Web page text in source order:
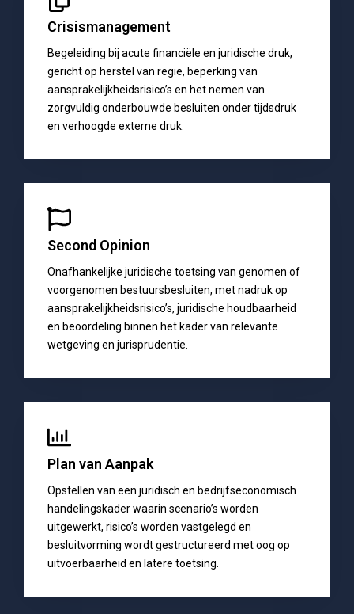
Crisismanagement
Begeleiding bij acute financiële en juridische druk,
gericht op herstel van regie, beperking van
aansprakelijkheidsrisico’s en het nemen van
zorgvuldig onderbouwde besluiten onder tijdsdruk
en verhoogde externe druk.
Second Opinion
Onafhankelijke juridische toetsing van genomen of
voorgenomen bestuursbesluiten, met nadruk op
aansprakelijkheidsrisico’s, juridische houdbaarheid
en beoordeling binnen het kader van relevante
wetgeving en jurisprudentie.
Plan van Aanpak
Opstellen van een juridisch en bedrijfseconomisch
handelingskader waarin scenario’s worden
uitgewerkt, risico’s worden vastgelegd en
besluitvorming wordt gestructureerd met oog op
uitvoerbaarheid en latere toetsing.